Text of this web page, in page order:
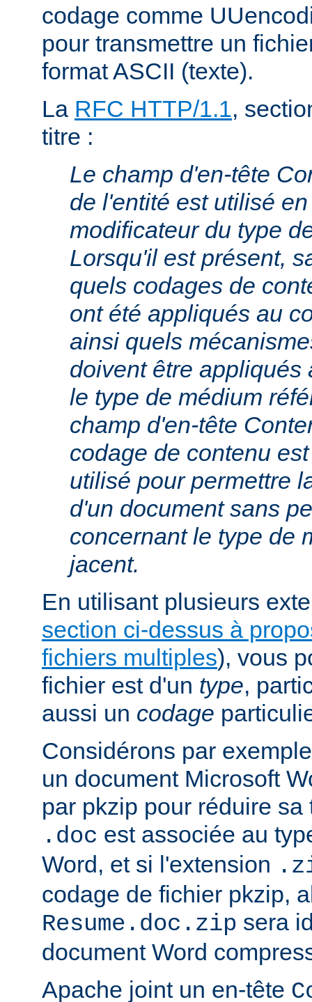
codage comme
pour transmettre un
format ASCII (texte).
La RFC HTTP/1.1,
titre :
Le champ d'en-tête
de l'entité est utilisé
modificateur du type
Lorsqu'il est présent,
quels codages de
ont été appliqués au
ainsi quels
doivent être appliqués
le type de médium
champ d'en-tête
codage de contenu
utilisé pour permettre
d'un document sans
concernant le type de
jacent.
En utilisant plusieurs
section ci-dessus à
fichiers multiples), vous
fichier est d'un type,
aussi un codage
Considérons par
un document Microsoft
par pkzip pour réduire
.doc est associée au
Word, et si l'extension
codage de fichier pkzip,
Resume.doc.zip sera
document Word
Apache joint un en-tête